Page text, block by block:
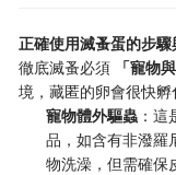
正確使用滅蚤蛋的步
徹底滅蚤必須
「寵物
境，藏匿的卵會很快孵
寵物體外驅蟲 ：
品，如含有非潑羅
物洗澡，但需確保